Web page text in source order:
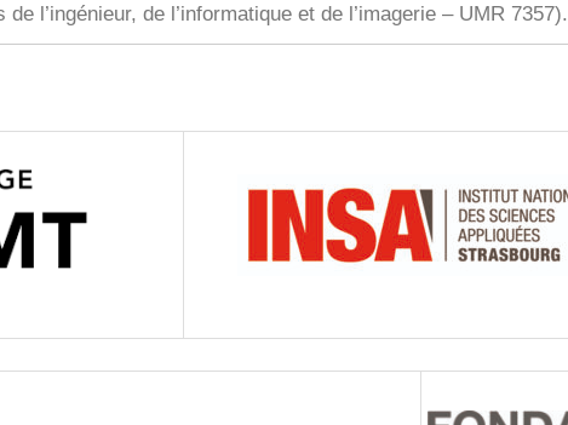
l’ingénieur, de l’informatique et de l’imagerie – UMR 7357).